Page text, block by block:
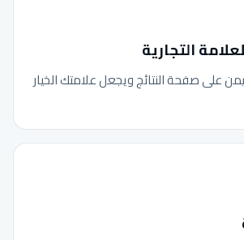
التجارية
على صفحة النتائج ويجعل علامتك الخيار